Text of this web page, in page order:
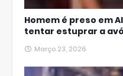
Homem é preso em
tentar estuprar a
Março 23, 2026